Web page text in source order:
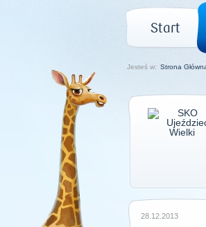
Start
Jesteś w: Strona
28.12.2013